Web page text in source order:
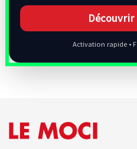
Activation rapide •